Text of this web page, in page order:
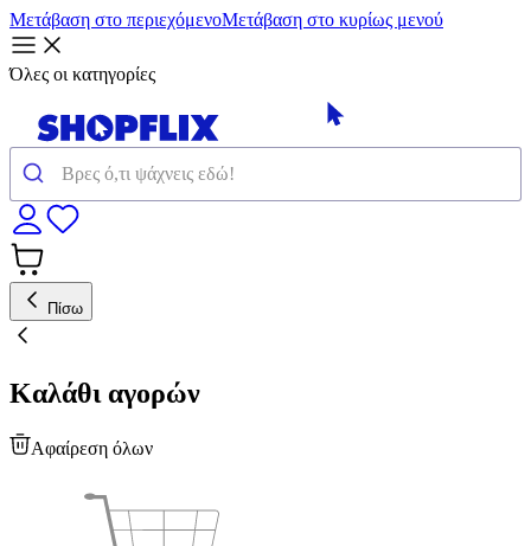
Μετάβαση στο περιεχόμενοΜετάβαση στο κυρίως μενού
Όλες οι κατηγορίες
Πίσω
Καλάθι αγορών
Αφαίρεση όλων